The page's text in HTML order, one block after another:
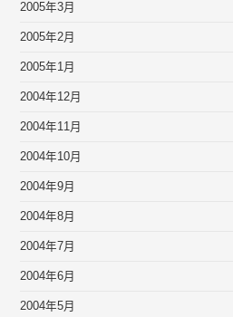
2005年3月
2005年2月
2005年1月
2004年12月
2004年11月
2004年10月
2004年9月
2004年8月
2004年7月
2004年6月
2004年5月